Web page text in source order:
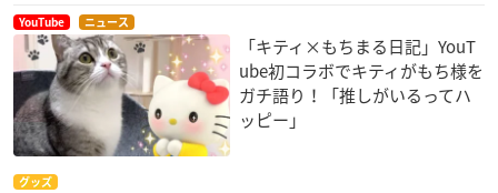
YouTube ニュース
「キティ×もちまる日記」YouT
ube初コラボでキティがもち様を
ガチ語り！「推しがいるってハ
ッピー」
グッズ